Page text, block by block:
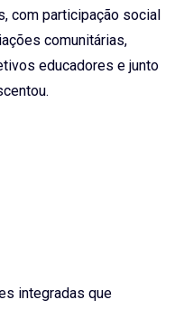
com participação social
comunitárias,
educadores e junto
integradas que